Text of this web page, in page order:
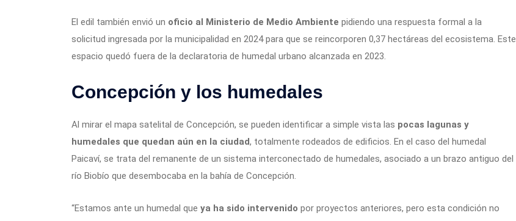
El edil también envió un oficio al Ministerio de Medio Ambiente pidiendo una respuesta formal a la
solicitud ingresada por la municipalidad en 2024 para que se reincorporen 0,37 hectáreas del ecosistema. Este
espacio quedó fuera de la declaratoria de humedal urbano alcanzada en 2023.
Concepción y los humedales
Al mirar el mapa satelital de Concepción, se pueden identificar a simple vista las pocas lagunas y
humedales que quedan aún en la ciudad, totalmente rodeados de edificios. En el caso del humedal
Paicaví, se trata del remanente de un sistema interconectado de humedales, asociado a un brazo antiguo del
río Biobío que desembocaba en la bahía de Concepción.
“Estamos ante un humedal que ya ha sido intervenido por proyectos anteriores, pero esta condición no